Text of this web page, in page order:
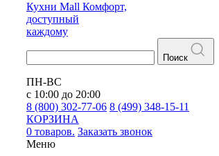
Кухни Mall Комфорт,
доступный
каждому
Поиск
ПН-ВС
с 10:00 до 20:00
8 (800) 302-77-06 8 (499) 348-15-11
КОРЗИНА
0 товаров. Заказать звонок
Меню